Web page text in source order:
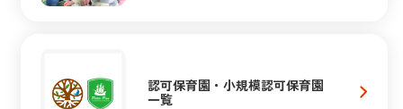
認可保育園・小規模認可保育園
一覧